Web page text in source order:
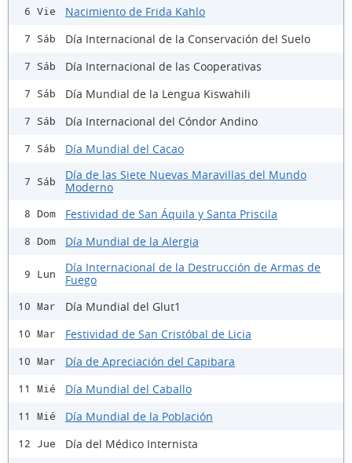
6 Vie Nacimiento de Frida Kahlo
7 Sáb Día Internacional de la Conservación del Suelo
7 Sáb Día Internacional de las Cooperativas
7 Sáb Día Mundial de la Lengua Kiswahili
7 Sáb Día Internacional del Cóndor Andino
7 Sáb Día Mundial del Cacao
7 Sáb
Día de las Siete Nuevas Maravillas del Mundo
Moderno
8 Dom Festividad de San Áquila y Santa Priscila
8 Dom Día Mundial de la Alergia
9 Lun
Día Internacional de la Destrucción de Armas de
Fuego
10 Mar Día Mundial del Glut1
10 Mar Festividad de San Cristóbal de Licia
10 Mar Día de Apreciación del Capibara
11 Mié Día Mundial del Caballo
11 Mié Día Mundial de la Población
12 Jue Día del Médico Internista